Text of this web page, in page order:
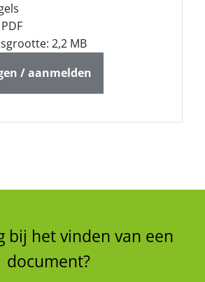
2,2 MB
/ aanmelden
bij het vinden van een
document?